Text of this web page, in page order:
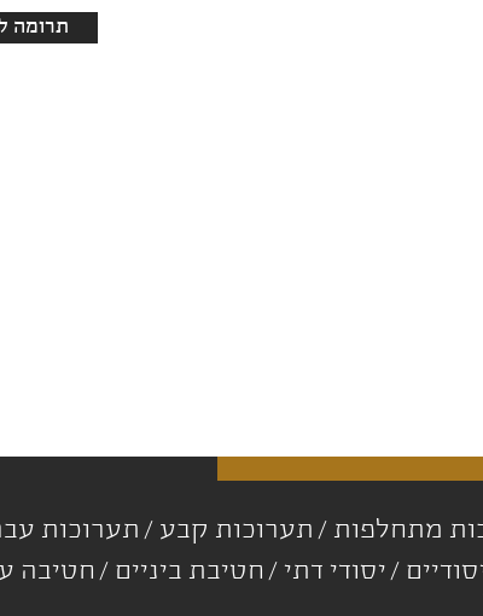
תרומה
מתחלפות תערוכות קבע
תערוכות
יסודי דתי חטיבת ביניים חטיבה